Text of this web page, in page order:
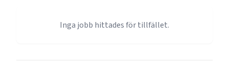
Inga jobb hittades för tillfället.